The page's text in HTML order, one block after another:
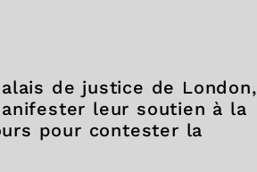
de justice de London,
leur soutien à la
pour contester la